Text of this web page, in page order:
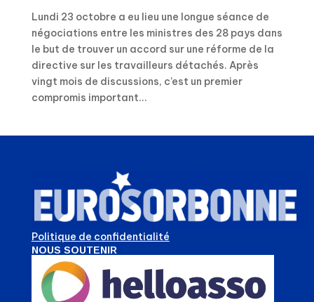
Lundi 23 octobre a eu lieu une longue séance de
négociations entre les ministres des 28 pays dans
le but de trouver un accord sur une réforme de la
directive sur les travailleurs détachés. Après
vingt mois de discussions, c’est un premier
compromis important...
Politique de confidentialité
NOUS SOUTENIR